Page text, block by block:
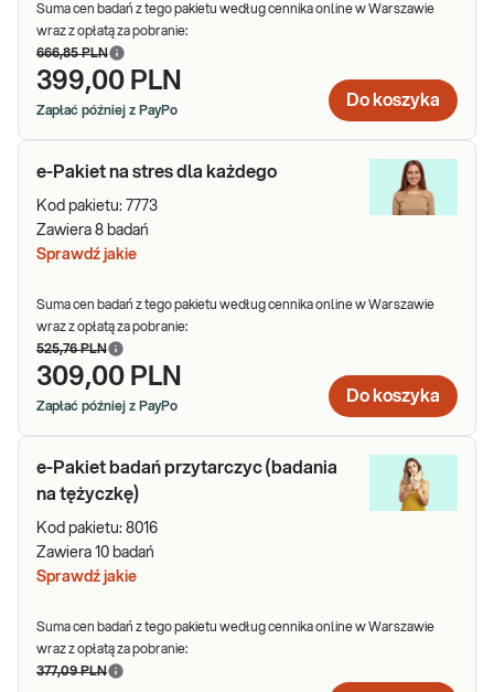
Suma cen badań z tego pakietu według cennika online w Warszawie
wraz z opłatą za pobranie:
666,85 PLN
399,00 PLN
Zapłać później z PayPo
Do koszyka
e-Pakiet na stres dla każdego
Kod pakietu: 7773
Zawiera 8 badań
Sprawdź jakie
Suma cen badań z tego pakietu według cennika online w Warszawie
wraz z opłatą za pobranie:
525,76 PLN
309,00 PLN
Zapłać później z PayPo
Do koszyka
e-Pakiet badań przytarczyc (badania
na tężyczkę)
Kod pakietu: 8016
Zawiera 10 badań
Sprawdź jakie
Suma cen badań z tego pakietu według cennika online w Warszawie
wraz z opłatą za pobranie:
377,09 PLN